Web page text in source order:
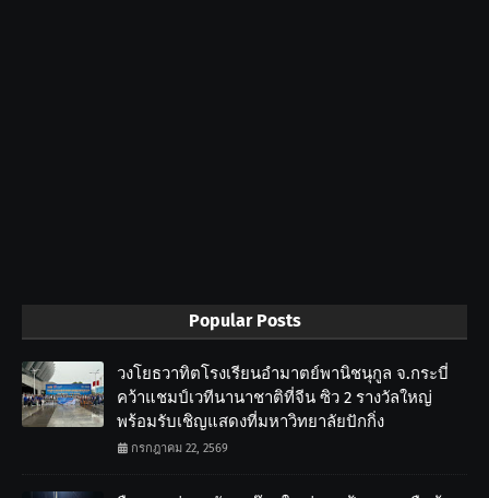
Popular Posts
วงโยธวาทิตโรงเรียนอำมาตย์พานิชนุกูล จ.กระบี่
คว้าแชมป์เวทีนานาชาติที่จีน ซิว 2 รางวัลใหญ่
พร้อมรับเชิญแสดงที่มหาวิทยาลัยปักกิ่ง
กรกฎาคม 22, 2569